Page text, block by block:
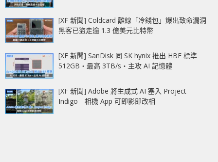
[XF 新聞] Coldcard 離線「冷錢包」爆出致命漏洞
黑客已盜走逾 1.3 億美元比特幣
[XF 新聞] SanDisk 同 SK hynix 推出 HBF 標準
512GB‧最高 3TB/s‧主攻 AI 記憶體
[XF 新聞] Adobe 將生成式 AI 塞入 Project
Indigo 相機 App 可即影即改相